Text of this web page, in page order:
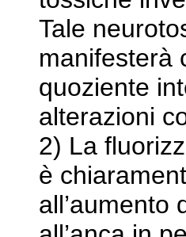
Tale
manifesterà
quoziente
alterazioni
2) La
è
all’aumento